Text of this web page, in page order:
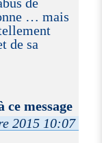
de
… mais
de sa
ce message
2015 10:07